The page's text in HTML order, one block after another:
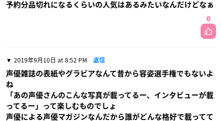
予約分品切れになるくらいの人気はあるみたいなんだけどなぁ
0
2019年9月10日 at 8:52 PM 返信
声優雑誌の表紙やグラビアなんて昔から容姿選手権でもないよ
ね
「あの声優さんのこんな写真が載ってるー、インタビューが載
ってるー」って楽しむものでしょ
声優による声優マガジンなんだから誰がどんな格好で載ってて